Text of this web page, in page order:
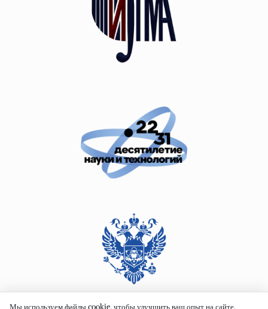
Мы используем файлы cookie, чтобы улучшить ваш опыт на сайте.